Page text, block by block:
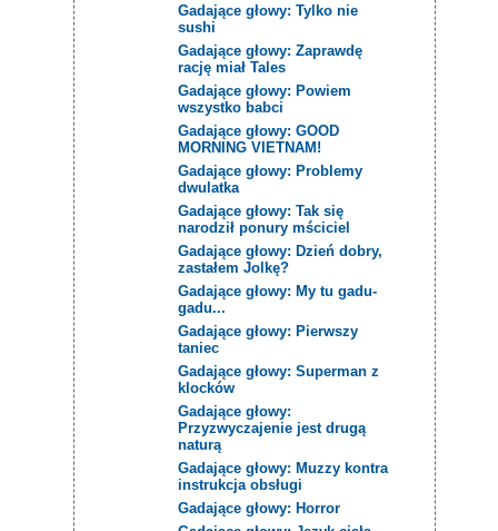
Gadające głowy: Tylko nie
sushi
Gadające głowy: Zaprawdę
rację miał Tales
Gadające głowy: Powiem
wszystko babci
Gadające głowy: GOOD
MORNING VIETNAM!
Gadające głowy: Problemy
dwulatka
Gadające głowy: Tak się
narodził ponury mściciel
Gadające głowy: Dzień dobry,
zastałem Jolkę?
Gadające głowy: My tu gadu-
gadu...
Gadające głowy: Pierwszy
taniec
Gadające głowy: Superman z
klocków
Gadające głowy:
Przyzwyczajenie jest drugą
naturą
Gadające głowy: Muzzy kontra
instrukcja obsługi
Gadające głowy: Horror